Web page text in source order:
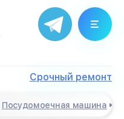
Срочный ремонт
Посудомоечная машина